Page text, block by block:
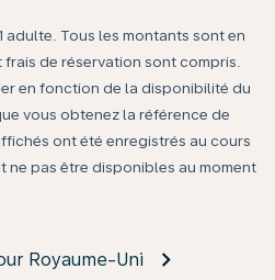
adulte. Tous les montants sont en
frais de réservation sont compris.
en fonction de la disponibilité du
vous obtenez la référence de
ont été enregistrés au cours
ne pas être disponibles au moment
Royaume-Uni